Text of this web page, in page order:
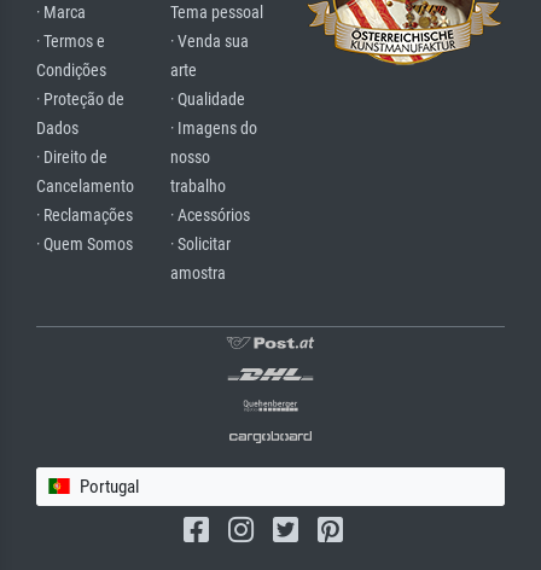
· Marca
· Termos e
Condições
· Proteção de
Dados
· Direito de
Cancelamento
· Reclamações
· Quem Somos
Tema pessoal
· Venda sua
arte
· Qualidade
· Imagens do
nosso
trabalho
· Acessórios
· Solicitar
amostra
Portugal